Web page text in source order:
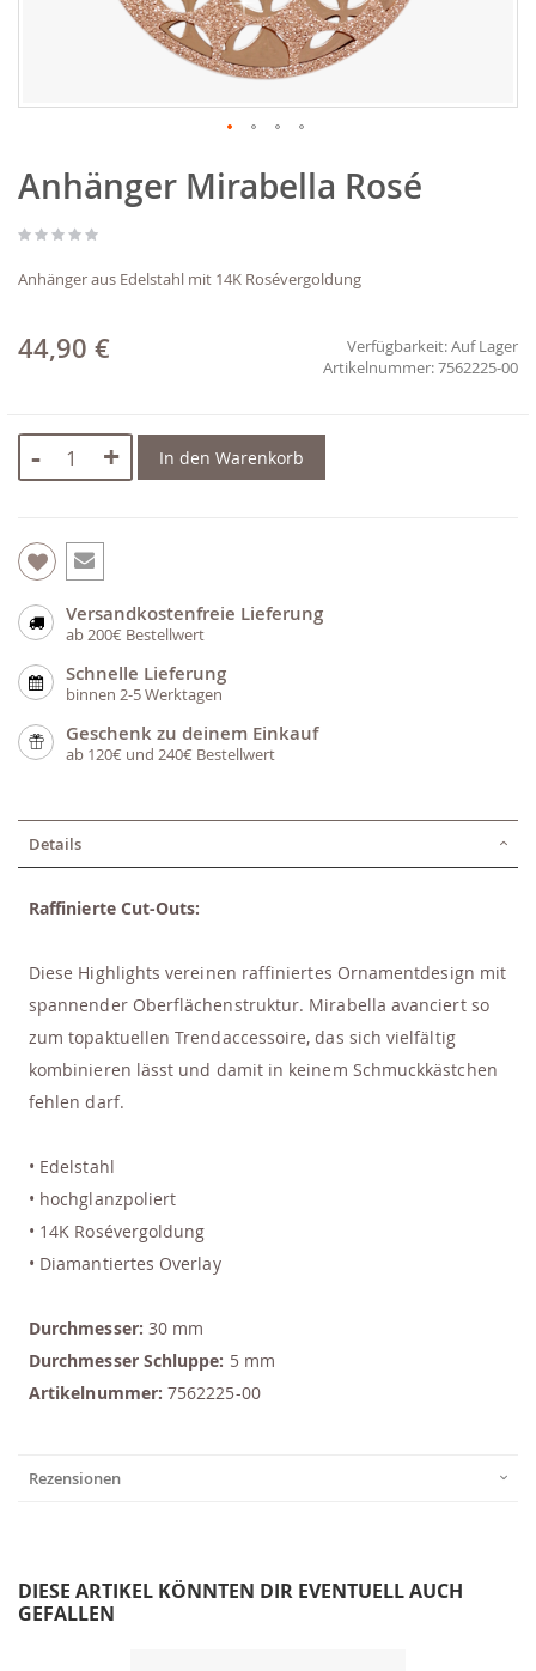
Anfang
der
springen
Anhänger Mirabella Rosé
Anhänger aus Edelstahl mit 14K Rosévergoldung
44,90 € Verfügbarkeit:Auf Lager
7562225-00
- + In den Warenkorb
Versandkostenfreie Lieferung
ab 200€ Bestellwert
Schnelle Lieferung
binnen 2-5 Werktagen
Geschenk zu deinem Einkauf
ab 120€ und 240€ Bestellwert
Details
Raffinierte Cut-Outs:
Diese Highlights vereinen raffiniertes Ornamentdesign mit
spannender Oberflächenstruktur. Mirabella avanciert so
zum topaktuellen Trendaccessoire, das sich vielfältig
kombinieren lässt und damit in keinem Schmuckkästchen
fehlen darf.
• Edelstahl
• hochglanzpoliert
• 14K Rosévergoldung
• Diamantiertes Overlay
Durchmesser: 30 mm
Durchmesser Schluppe: 5 mm
Artikelnummer: 7562225-00
Rezensionen
DIESE ARTIKEL KÖNNTEN DIR EVENTUELL AUCH
GEFALLEN